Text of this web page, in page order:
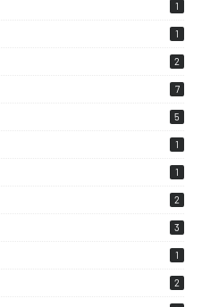
1
1
2
7
5
1
1
2
3
1
2